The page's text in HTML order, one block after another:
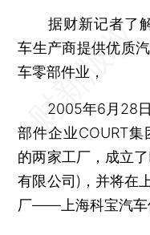
据财新记者了解
车生产商提供优质
车零部件业，
2005年6月28日
部件企业COURT
的两家工厂，成立
有限公司)，并将在
厂——上海科宝汽车